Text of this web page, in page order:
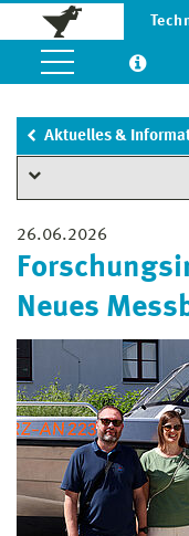
Aktuelles &
26.06.2026
Neues